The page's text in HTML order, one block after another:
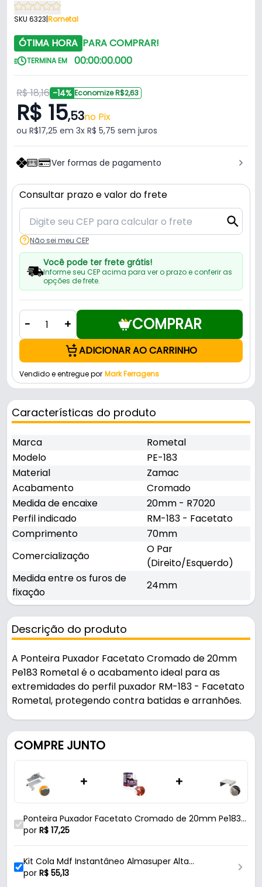
SKU 6323|Rometal
ÓTIMA HORA PARA COMPRAR!
TERMINA EM 00:00:00.000
R$ 18,16 -14% Economize R$2,63
R$ 15,53no Pix
ou R$17,25 em 3x R$ 5,75 sem juros
Ver formas de pagamento
Consultar prazo e valor do frete
Não sei meu CEP
Você pode ter frete grátis!
Informe seu CEP acima para ver o prazo e conferir as
opções de frete.
- + COMPRAR
ADICIONAR AO CARRINHO
Vendido e entregue por Mark Ferragens
Características do produto
Marca
Rometal
Modelo
PE-183
Material
Zamac
Acabamento
Cromado
Medida de encaixe
20mm - R7020
Perfil indicado
RM-183 - Facetato
Comprimento
70mm
Comercialização
O Par
(Direito/Esquerdo)
Medida entre os furos de
fixação
24mm
Descrição do produto
A Ponteira Puxador Facetato Cromado de 20mm
Pe183 Rometal é o acabamento ideal para as
extremidades do perfil puxador RM-183 - Facetato
Rometal, protegendo contra batidas e arranhões.
Indicado para rm-183 - facetato, é uma solução
prática para uso em móveis e armários.
Fabricada em Zamac com acabamento cromado,
é resistente e durável no uso diário. Possui encaixe
20mm - r7020.
Características:
- Modelo: PE-183
- Material: Zamac
COMPRE JUNTO
+ +
Ponteira Puxador Facetato Cromado de 20mm Pe183
Rometal
por R$ 17,25
Kit Cola Mdf Instantâneo Almasuper Alta
Resistencia
por R$ 55,13